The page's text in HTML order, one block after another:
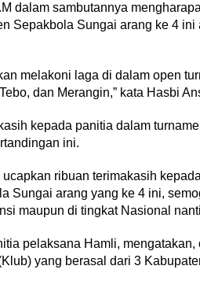
dalam sambutannya
Sepakbola Sungai arang ke 4
melakoni laga di dalam open
dan Merangin,” kata Hasbi
kepada panitia dalam
ini.
ucapkan ribuan terimakasih
Sungai arang yang ke 4 ini,
maupun di tingkat Nasional
pelaksana Hamli,
yang berasal dari 3